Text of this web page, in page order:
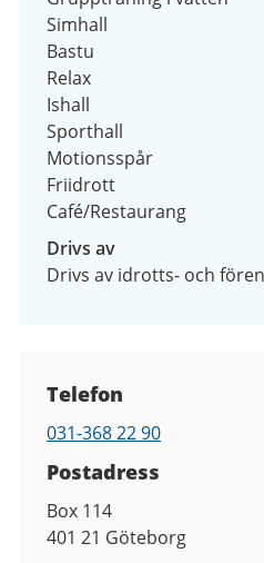
Simhall
Bastu
Relax
Ishall
Sporthall
Motionsspår
Friidrott
Café/Restaurang
Drivs av
Drivs av idrotts- och
Telefon
Telefon
031-368 22 90
Postadress
Box 114
401 21 Göteborg